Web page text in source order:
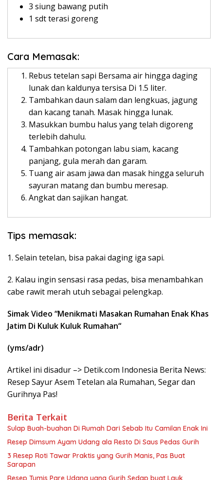
3 siung bawang putih
1 sdt terasi goreng
Cara Memasak:
Rebus tetelan sapi Bersama air hingga daging
lunak dan kaldunya tersisa Di 1.5 liter.
Tambahkan daun salam dan lengkuas, jagung
dan kacang tanah. Masak hingga lunak.
Masukkan bumbu halus yang telah digoreng
terlebih dahulu.
Tambahkan potongan labu siam, kacang
panjang, gula merah dan garam.
Tuang air asam jawa dan masak hingga seluruh
sayuran matang dan bumbu meresap.
Angkat dan sajikan hangat.
Tips memasak:
1. Selain tetelan, bisa pakai daging iga sapi.
2. Kalau ingin sensasi rasa pedas, bisa menambahkan
cabe rawit merah utuh sebagai pelengkap.
Simak Video “Menikmati Masakan Rumahan Enak Khas
Jatim Di Kuluk Kuluk Rumahan“
(yms/adr)
Artikel ini disadur –> Detik.com Indonesia Berita News:
Resep Sayur Asem Tetelan ala Rumahan, Segar dan
Gurihnya Pas!
Berita Terkait
Sulap Buah-buahan Di Rumah Dari Sebab Itu Camilan Enak Ini
Resep Dimsum Ayam Udang ala Resto Di Saus Pedas Gurih
3 Resep Roti Tawar Praktis yang Gurih Manis, Pas Buat
Sarapan
Resep Tumis Pare Udang yang Gurih Sedap buat Lauk